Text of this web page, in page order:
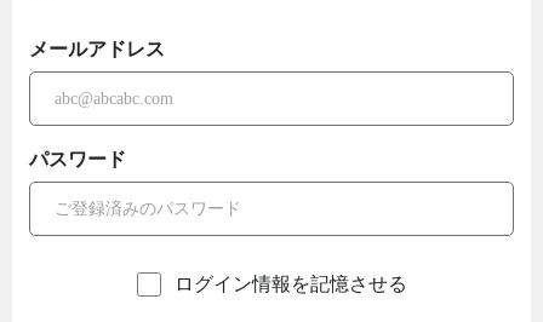
メールアドレス
パスワード
ログイン情報を記憶させる